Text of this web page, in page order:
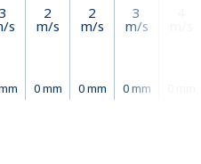
3
s
2
m/s
0 mm
2
m/s
0 mm
3
m/s
0 mm